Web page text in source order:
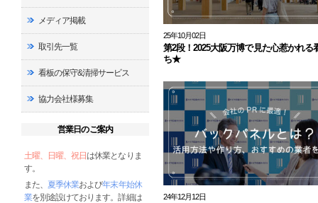
25年10月02日
第2段！2025大阪万博で見た心惹かれる
ち★
24年12月12日
メディア掲載
取引先一覧
看板の保守&清掃サービス
協力会社様募集
営業日のご案内
土曜、日曜、祝日は休業となりま
す。
また、 夏季休業および年末年始休
業を別途設けております。詳細は